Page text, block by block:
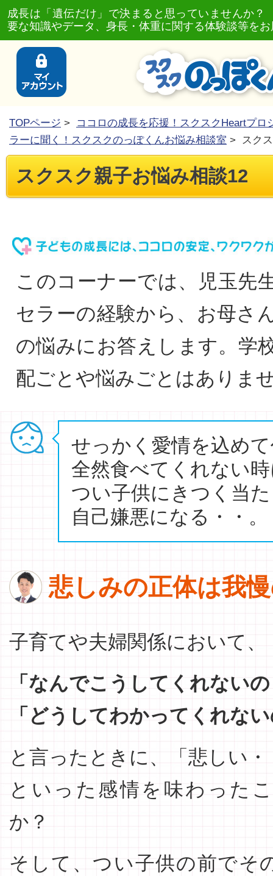
成長は「遺伝だけ」で決まると思っていませんか
要な知識やデータ、身長・体重に関する体験談等を
TOPページ >
ココロの成長を応援！スクスクHeartプロ
ラーに聞く！スクスクのっぽくんお悩み相談室 > スク
スクスク親子お悩み相談12
このコーナーでは、児玉先
セラーの経験から、お母さ
の悩みにお答えします。学
配ごとや悩みごとはありま
せっかく愛情を込め
全然食べてくれない
つい子供にきつく当
自己嫌悪になる・・。
悲しみの正体は我
子育てや夫婦関係において、
「なんでこうしてくれない
「どうしてわかってくれな
と言ったときに、「悲しい
といった感情を味わった
か？
そして、つい子供の前でそ